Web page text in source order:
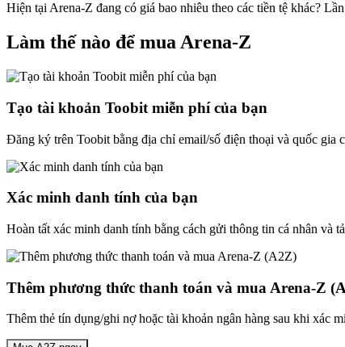
Hiện tại Arena-Z đang có giá bao nhiêu theo các tiền tệ khác?
Làm thế nào để mua Arena-Z
Tạo tài khoản Toobit miễn phí của bạn
Đăng ký trên Toobit bằng địa chỉ email/số điện thoại và quốc gia
Xác minh danh tính của bạn
Hoàn tất xác minh danh tính bằng cách gửi thông tin cá nhân và
Thêm phương thức thanh toán và mua Arena-Z
Thêm thẻ tín dụng/ghi nợ hoặc tài khoản ngân hàng sau khi xác